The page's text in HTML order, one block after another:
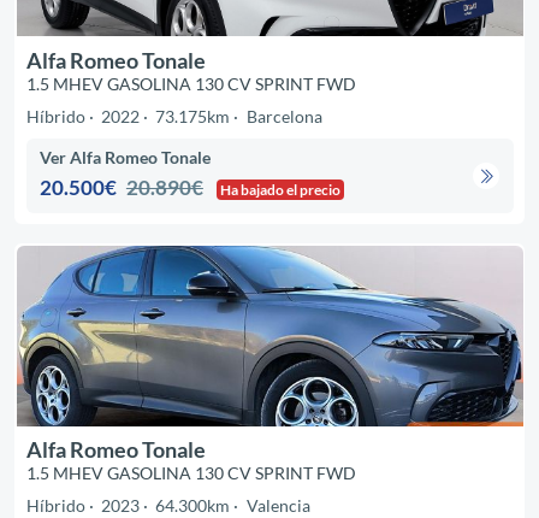
Alfa Romeo Tonale
1.5 MHEV GASOLINA 130 CV SPRINT FWD
Híbrido
2022 73.175km Barcelona
Ver Alfa Romeo Tonale
20.500€ 20.890€ Ha bajado el precio
Alfa Romeo Tonale
1.5 MHEV GASOLINA 130 CV SPRINT FWD
Híbrido
2023 64.300km Valencia